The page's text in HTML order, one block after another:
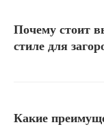
Почему стоит
стиле для
Какие